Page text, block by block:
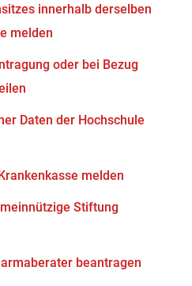
innerhalb derselben
melden
oder bei Bezug
Daten der Hochschule
melden
Stiftung
beantragen